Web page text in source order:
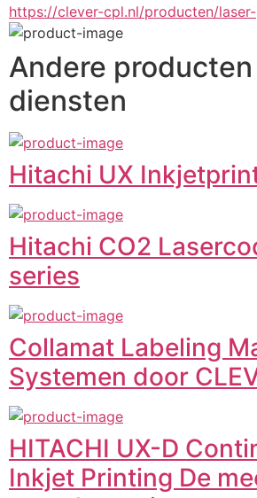
https://clever-cpl.nl/producten/
Andere producten
diensten
Hitachi UX
Hitachi CO2
series
Collamat Labeling
Systemen door
HITACHI UX-D
Inkjet Printing De